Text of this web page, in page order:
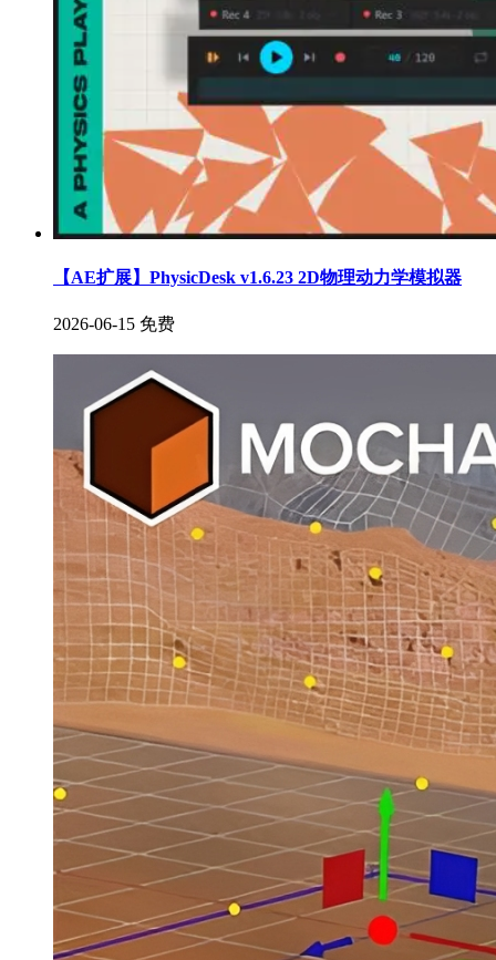
【AE扩展】PhysicDesk v1.6.23 2D物理动力学模拟器
2026-06-15 免费